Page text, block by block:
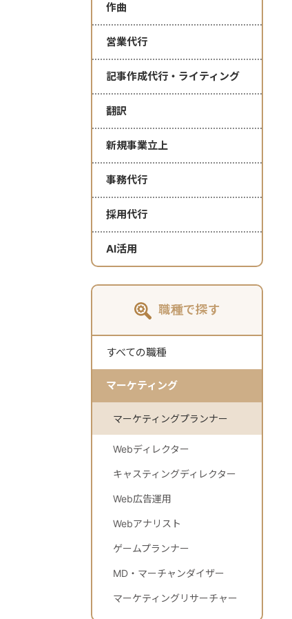
作曲
営業代行
記事作成代行・ライティング
翻訳
新規事業立上
事務代行
採用代行
AI活用
職種で探す
すべての職種
マーケティング
マーケティングプランナー
Webディレクター
キャスティングディレクター
Web広告運用
Webアナリスト
ゲームプランナー
MD・マーチャンダイザー
マーケティングリサーチャー